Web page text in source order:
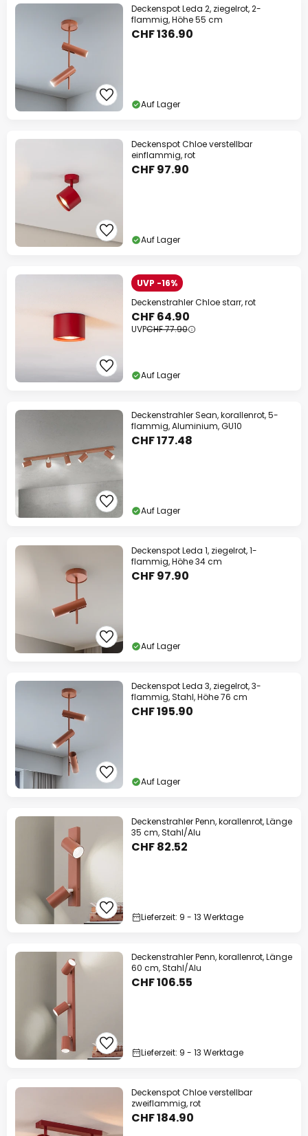
Deckenspot Leda 2, ziegelrot, 2-
flammig, Höhe 55 cm
CHF 136.90
Auf Lager
Deckenspot Chloe verstellbar
einflammig, rot
CHF 97.90
Auf Lager
UVP -16%
Deckenstrahler Chloe starr, rot
CHF 64.90
UVPCHF 77.90
Auf Lager
Deckenstrahler Sean, korallenrot, 5-
flammig, Aluminium, GU10
CHF 177.48
Auf Lager
Deckenspot Leda 1, ziegelrot, 1-
flammig, Höhe 34 cm
CHF 97.90
Auf Lager
Deckenspot Leda 3, ziegelrot, 3-
flammig, Stahl, Höhe 76 cm
CHF 195.90
Auf Lager
Deckenstrahler Penn, korallenrot, Länge
35 cm, Stahl/Alu
CHF 82.52
Lieferzeit: 9 - 13 Werktage
Deckenstrahler Penn, korallenrot, Länge
60 cm, Stahl/Alu
CHF 106.55
Lieferzeit: 9 - 13 Werktage
Deckenspot Chloe verstellbar
zweiflammig, rot
CHF 184.90